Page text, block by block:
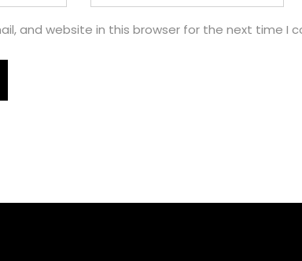
and website in this browser for the next time I